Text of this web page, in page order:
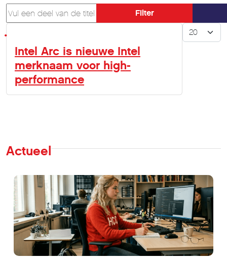
Vul een deel van de titel in
Filter
Toon #
Intel Arc is nieuwe Intel
merknaam voor high-
performance
Actueel